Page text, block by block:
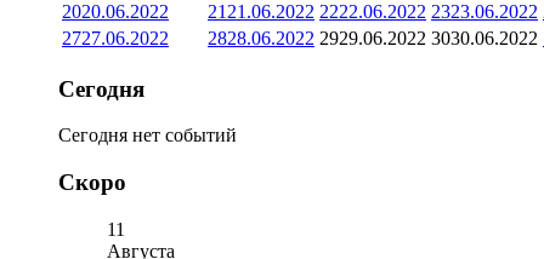
2020.06.2022 21 21.06.2022 2222.06.2022 2323.06.2022
2727.06.2022 2828.06.2022 2929.06.2022 3030.06.2022
Сегодня
Сегодня нет событий
Скоро
11
Августа